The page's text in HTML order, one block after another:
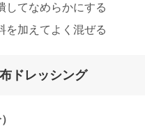
してなめらかにする
を加えてよく混ぜる
ドレッシング